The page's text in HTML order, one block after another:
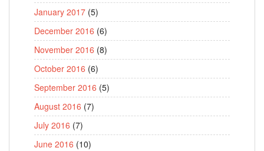
January 2017 (5)
December 2016 (6)
November 2016 (8)
October 2016 (6)
September 2016 (5)
August 2016 (7)
July 2016 (7)
June 2016 (10)